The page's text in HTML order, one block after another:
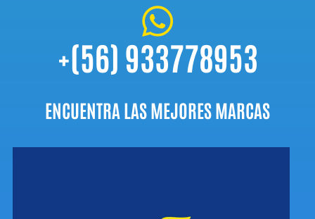

+(56) 933778953
ENCUENTRA LAS MEJORES MARCAS